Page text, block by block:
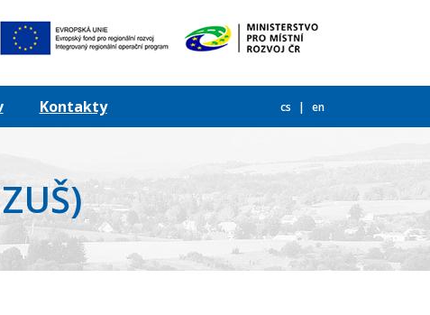
cs en
Kontakty